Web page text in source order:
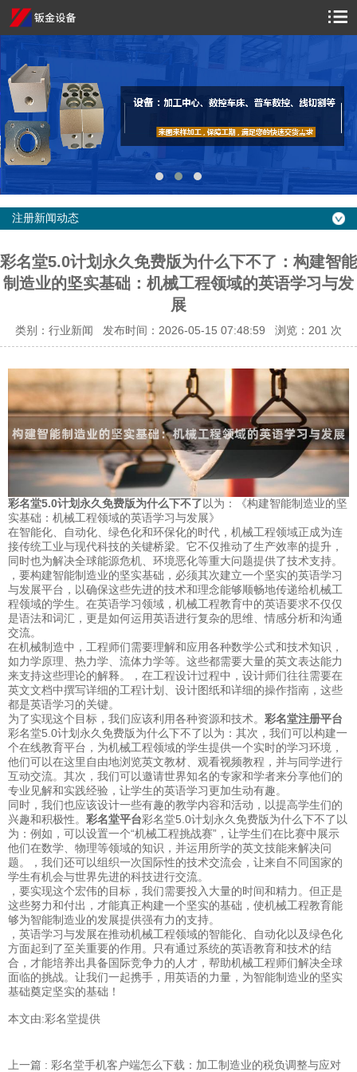
注册新闻动态
彩名堂5.0计划永久免费版为什么下不了：构建智能
制造业的坚实基础：机械工程领域的英语学习与发
展
类别：行业新闻 发布时间：2026-05-15 07:48:59 浏览： 201 次
彩名堂5.0计划永久免费版为什么下不了以为：《构建智能制造业的坚
实基础：机械工程领域的英语学习与发展》
在智能化、自动化、绿色化和环保化的时代，机械工程领域正成为连
接传统工业与现代科技的关键桥梁。它不仅推动了生产效率的提升，
同时也为解决全球能源危机、环境恶化等重大问题提供了技术支持。
，要构建智能制造业的坚实基础，必须其次建立一个坚实的英语学习
与发展平台，以确保这些先进的技术和理念能够顺畅地传递给机械工
程领域的学生。在英语学习领域，机械工程教育中的英语要求不仅仅
是语法和词汇，更是如何运用英语进行复杂的思维、情感分析和沟通
交流。
在机械制造中，工程师们需要理解和应用各种数学公式和技术知识，
如力学原理、热力学、流体力学等。这些都需要大量的英文表达能力
来支持这些理论的解释。，在工程设计过程中，设计师们往往需要在
英文文档中撰写详细的工程计划、设计图纸和详细的操作指南，这些
都是英语学习的关键。
为了实现这个目标，我们应该利用各种资源和技术。 彩名堂注册平台
彩名堂5.0计划永久免费版为什么下不了以为：其次，我们可以构建一
个在线教育平台，为机械工程领域的学生提供一个实时的学习环境，
他们可以在这里自由地浏览英文教材、观看视频教程，并与同学进行
互动交流。其次，我们可以邀请世界知名的专家和学者来分享他们的
专业见解和实践经验，让学生的英语学习更加生动有趣。
同时，我们也应该设计一些有趣的教学内容和活动，以提高学生们的
兴趣和积极性。 彩名堂平台彩名堂5.0计划永久免费版为什么下不了以
为：例如，可以设置一个“机械工程挑战赛”，让学生们在比赛中展示
他们在数学、物理等领域的知识，并运用所学的英文技能来解决问
题。，我们还可以组织一次国际性的技术交流会，让来自不同国家的
学生有机会与世界先进的科技进行交流。
，要实现这个宏伟的目标，我们需要投入大量的时间和精力。但正是
这些努力和付出，才能真正构建一个坚实的基础，使机械工程教育能
够为智能制造业的发展提供强有力的支持。
，英语学习与发展在推动机械工程领域的智能化、自动化以及绿色化
方面起到了至关重要的作用。只有通过系统的英语教育和技术的结
合，才能培养出具备国际竞争力的人才，帮助机械工程师们解决全球
面临的挑战。让我们一起携手，用英语的力量，为智能制造业的坚实
基础奠定坚实的基础！
本文由:彩名堂提供
上一篇 : 彩名堂手机客户端怎么下载：加工制造业的税负调整与应对